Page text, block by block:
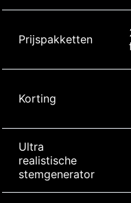
Prijspakketten
Korting
Ultra
realistische
stemgenerator